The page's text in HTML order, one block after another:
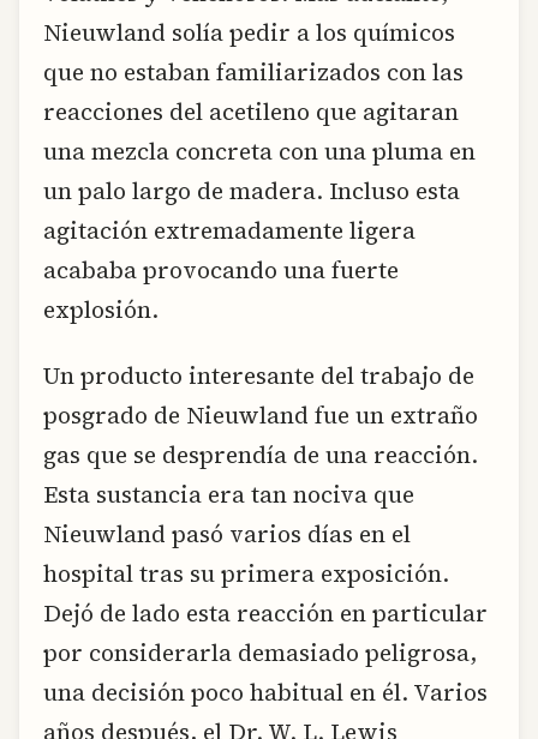
Nieuwland solía pedir a los químicos
que no estaban familiarizados con las
reacciones del acetileno que agitaran
una mezcla concreta con una pluma en
un palo largo de madera. Incluso esta
agitación extremadamente ligera
acababa provocando una fuerte
explosión.
Un producto interesante del trabajo de
posgrado de Nieuwland fue un extraño
gas que se desprendía de una reacción.
Esta sustancia era tan nociva que
Nieuwland pasó varios días en el
hospital tras su primera exposición.
Dejó de lado esta reacción en particular
por considerarla demasiado peligrosa,
una decisión poco habitual en él. Varios
años después, el Dr. W. L. Lewis